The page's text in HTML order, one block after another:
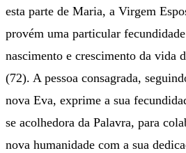
esta parte de Maria, a Virgem
provém uma particular
nascimento e crescimento da vida
(72). A pessoa consagrada,
nova Eva, exprime a sua
se acolhedora da Palavra, para
nova humanidade com a sua